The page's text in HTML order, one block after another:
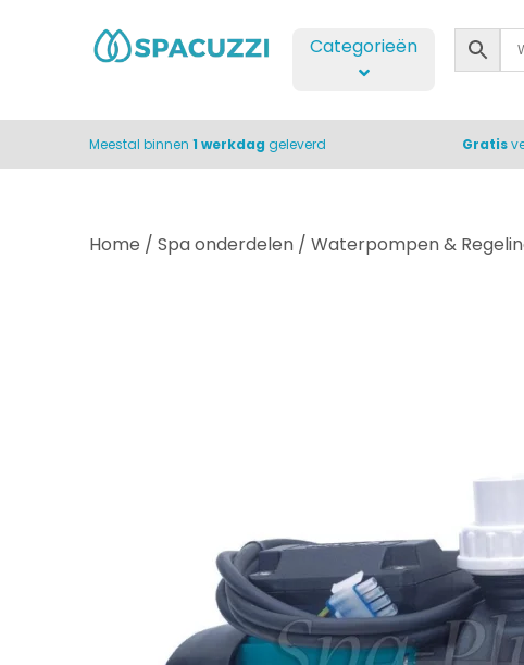
Categorieën
Meestal binnen 1 werkdag geleverd Gratis
Home / Spa onderdelen / Waterpompen &